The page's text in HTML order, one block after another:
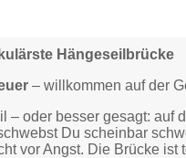
Hängeseilbrücke
– willkommen auf der
– oder besser gesagt: auf
Du scheinbar
vor Angst. Die Brücke